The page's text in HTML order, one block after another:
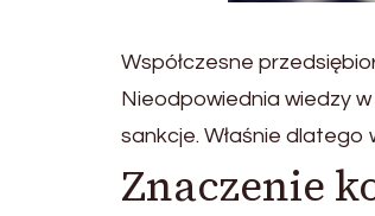
Współczesne
Nieodpowiednia wiedzy
sankcje. Właśnie
Znaczenie